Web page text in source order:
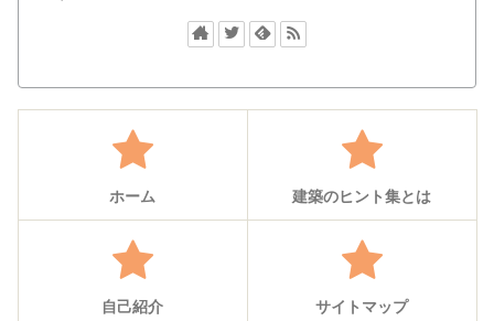
ホーム 建築のヒント集とは
自己紹介 サイトマップ